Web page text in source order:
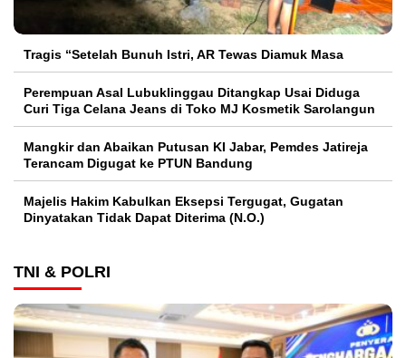
Tragis “Setelah Bunuh Istri, AR Tewas Diamuk Masa
Perempuan Asal Lubuklinggau Ditangkap Usai Diduga
Curi Tiga Celana Jeans di Toko MJ Kosmetik Sarolangun
Mangkir dan Abaikan Putusan KI Jabar, Pemdes Jatireja
Terancam Digugat ke PTUN Bandung
Majelis Hakim Kabulkan Eksepsi Tergugat, Gugatan
Dinyatakan Tidak Dapat Diterima (N.O.)
TNI & POLRI